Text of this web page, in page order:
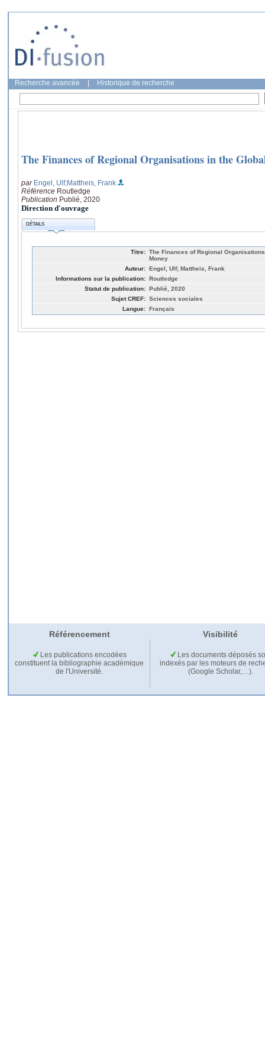
Recherche avancée Historique de recherche
The Finances of Regional Organisations in the
par Engel, Ulf;Mattheis, Frank
Référence Routledge
Publication Publié, 2020
Direction d'ouvrage
DÉTAILS
Titre: The Finances of Regional
Money
Auteur: Engel, Ulf; Mattheis, Frank
Informations sur la publication: Routledge
Statut de publication: Publié, 2020
Sujet CREF: Sciences sociales
Langue: Français
Référencement Visibilité
Les publications encodées
constituent la bibliographie académique
de l'Université.
Les documents déposés
indexés par les moteurs de
(Google Scholar,…).